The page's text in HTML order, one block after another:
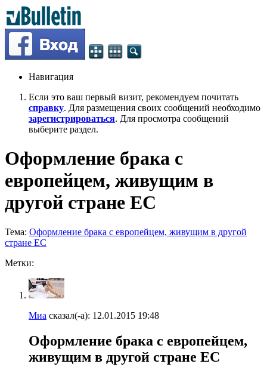
Навигация
Если это ваш первый визит, рекомендуем почитать
справку. Для размещения своих сообщений необходимо
зарегистрироваться. Для просмотра сообщений
выберите раздел.
Оформление брака с
европейцем, живущим в
другой стране ЕС
Тема: Оформление брака с европейцем, живущим в другой
стране ЕС
Метки:
Миа сказал(-а): 12.01.2015 19:48
Оформление брака с европейцем,
живущим в другой стране ЕС